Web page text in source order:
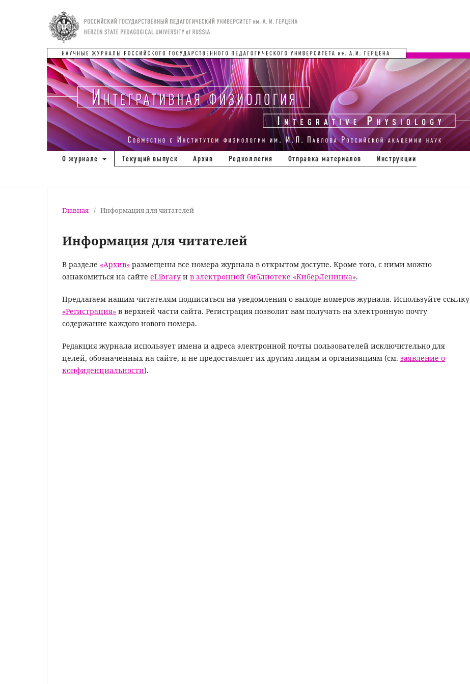
О журнале Текущий выпуск Архив Редколлегия Отправка материалов Инструкции
Главная / Информация для читателей
Информация для читателей
В разделе «Архив» размещены все номера журнала в открытом доступе. Кроме того, с ними можно
ознакомиться на сайте eLibrary и в электронной библиотеке «КиберЛенинка».
Предлагаем нашим читателям подписаться на уведомления о выходе номеров журнала. Используйте ссылку
«Регистрация» в верхней части сайта. Регистрация позволит вам получать на электронную почту
содержание каждого нового номера.
Редакция журнала использует имена и адреса электронной почты пользователей исключительно для
целей, обозначенных на сайте, и не предоставляет их другим лицам и организациям (см. заявление о
конфиденциальности).